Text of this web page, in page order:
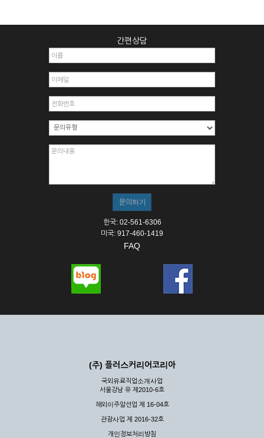
간편상담
한국: 02-561-6306
미국: 917-460-1419
FAQ
(주) 플러스커리어코리아
국외유료직업소개사업
서울강남 유 제2010-6호
해외이주알선업 제 16-04호
관광사업 제 2016-32호
개인정보처리방침